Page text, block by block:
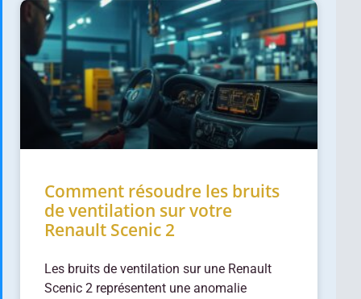
Comment résoudre les bruits
de ventilation sur votre
Renault Scenic 2
Les bruits de ventilation sur une Renault
Scenic 2 représentent une anomalie